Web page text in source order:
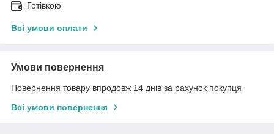
Готівкою
Всі умови оплати
Умови повернення
Повернення товару впродовж 14 днів за рахунок покупця
Всі умови повернення